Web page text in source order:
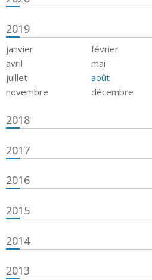
2019
janvier février
avril
mai
juillet
août
novembre
décembre
2018
2017
2016
2015
2014
2013